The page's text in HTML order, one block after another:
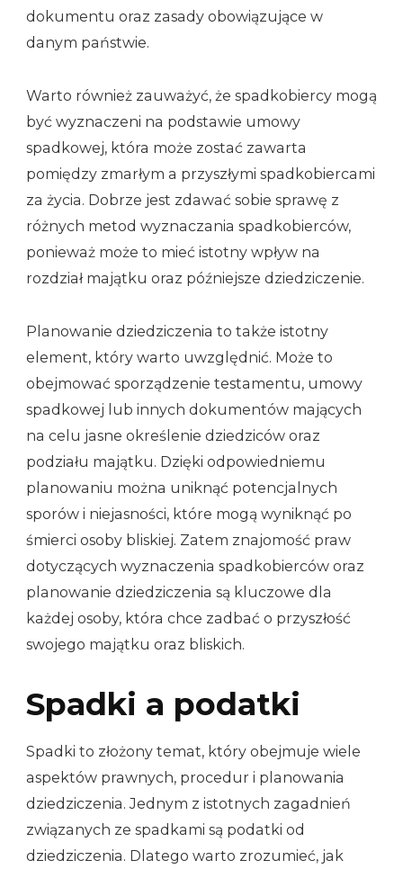
dokumentu oraz zasady obowiązujące w
danym państwie.
Warto również zauważyć, że spadkobiercy mogą
być wyznaczeni na podstawie umowy
spadkowej, która może zostać zawarta
pomiędzy zmarłym a przyszłymi spadkobiercami
za życia. Dobrze jest zdawać sobie sprawę z
różnych metod wyznaczania spadkobierców,
ponieważ może to mieć istotny wpływ na
rozdział majątku oraz późniejsze dziedziczenie.
Planowanie dziedziczenia to także istotny
element, który warto uwzględnić. Może to
obejmować sporządzenie testamentu, umowy
spadkowej lub innych dokumentów mających
na celu jasne określenie dziedziców oraz
podziału majątku. Dzięki odpowiedniemu
planowaniu można uniknąć potencjalnych
sporów i niejasności, które mogą wyniknąć po
śmierci osoby bliskiej. Zatem znajomość praw
dotyczących wyznaczenia spadkobierców oraz
planowanie dziedziczenia są kluczowe dla
każdej osoby, która chce zadbać o przyszłość
swojego majątku oraz bliskich.
Spadki a podatki
Spadki to złożony temat, który obejmuje wiele
aspektów prawnych, procedur i planowania
dziedziczenia. Jednym z istotnych zagadnień
związanych ze spadkami są podatki od
dziedziczenia. Dlatego warto zrozumieć, jak